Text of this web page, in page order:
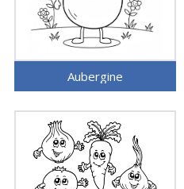
Aubergine